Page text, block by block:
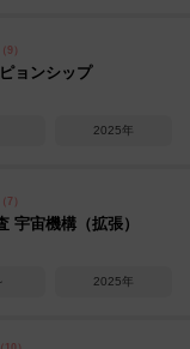
ョンシップ
2025年
宇宙機構（拡張）
2025年